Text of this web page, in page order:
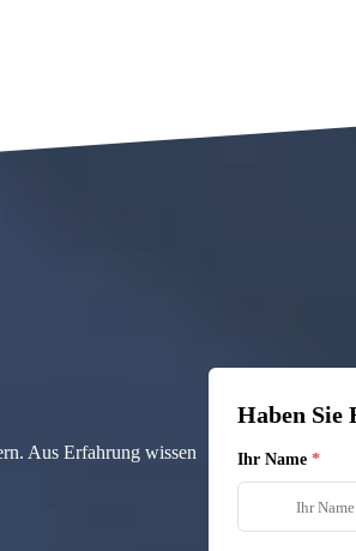
Aus Erfahrung wissen
Haben Sie
Ihr Name